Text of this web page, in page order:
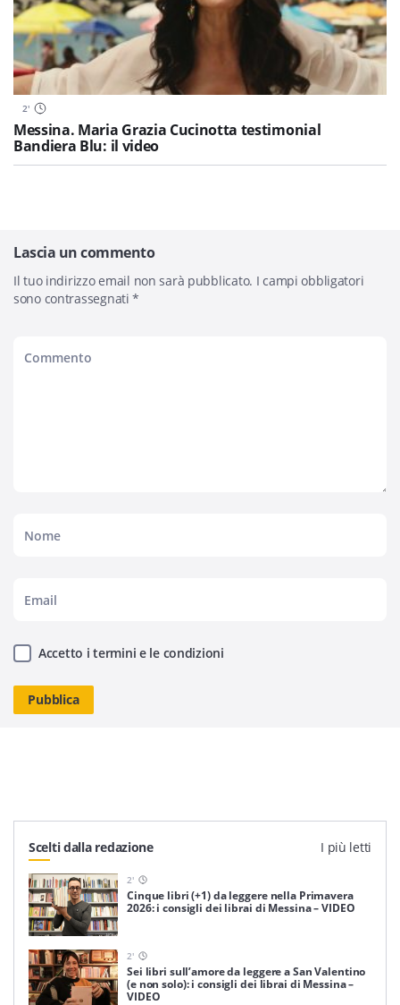
2'
Messina. Maria Grazia Cucinotta testimonial
Bandiera Blu: il video
Lascia un commento
Il tuo indirizzo email non sarà pubblicato. I campi obbligatori
sono contrassegnati*
Accetto i termini e le condizioni
Scelti dalla redazione I più letti
2'
Cinque libri (+1) da leggere nella Primavera
2026: i consigli dei librai di Messina – VIDEO
2'
Sei libri sull’amore da leggere a San Valentino
(e non solo): i consigli dei librai di Messina –
VIDEO